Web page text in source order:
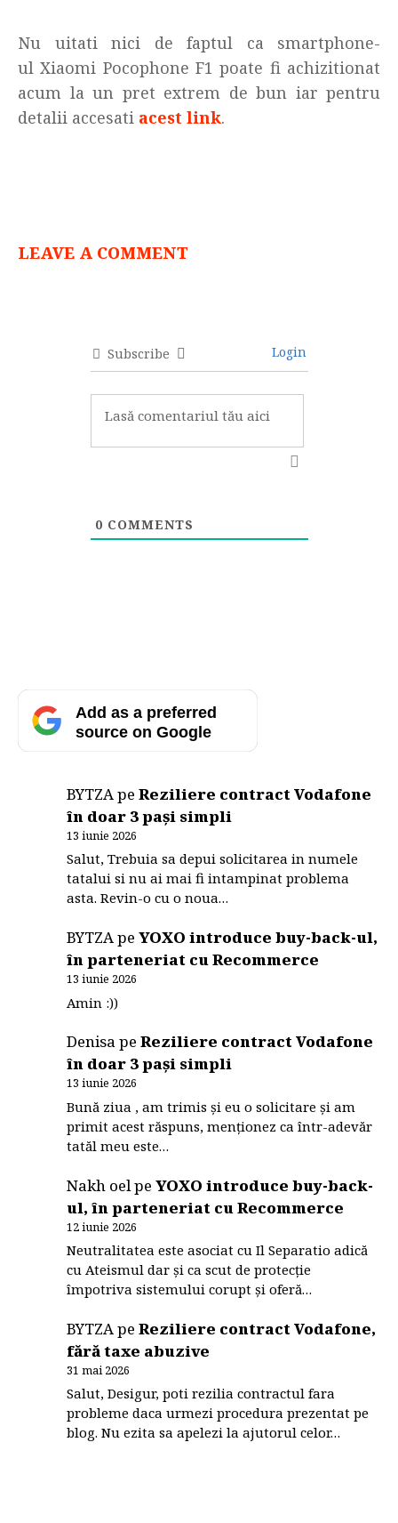
Nu uitati nici de faptul ca smartphone-
ul Xiaomi Pocophone F1 poate fi achizitionat
acum la un pret extrem de bun iar pentru
detalii accesati acest link.
LEAVE A COMMENT
Subscribe Login
0 COMMENTS
Add as a preferred
source on Google
BYTZApeReziliere contract Vodafone
în doar 3 pași simpli
13 iunie 2026
Salut, Trebuia sa depui solicitarea in numele
tatalui si nu ai mai fi intampinat problema
asta. Revin-o cu o noua…
BYTZApeYOXO introduce buy-back-ul,
în parteneriat cu Recommerce
13 iunie 2026
Amin :))
DenisapeReziliere contract Vodafone
în doar 3 pași simpli
13 iunie 2026
Bună ziua , am trimis și eu o solicitare și am
primit acest răspuns, menționez ca într-adevăr
tatăl meu este…
Nakh oelpeYOXO introduce buy-back-
ul, în parteneriat cu Recommerce
12 iunie 2026
Neutralitatea este asociat cu Il Separatio adică
cu Ateismul dar și ca scut de protecție
împotriva sistemului corupt și oferă…
BYTZApeReziliere contract Vodafone,
fără taxe abuzive
31 mai 2026
Salut, Desigur, poti rezilia contractul fara
probleme daca urmezi procedura prezentat pe
blog. Nu ezita sa apelezi la ajutorul celor…